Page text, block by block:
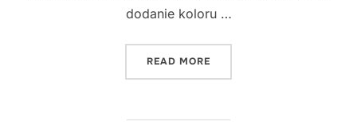
dodanie koloru …
READ MORE